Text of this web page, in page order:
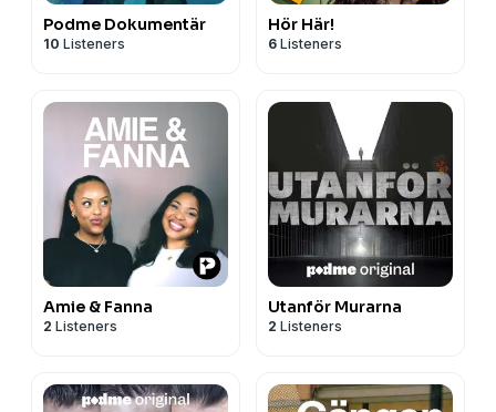
Podme Dokumentär
10 Listeners
Hör Här!
6 Listeners
Amie & Fanna
2 Listeners
Utanför Murarna
2 Listeners